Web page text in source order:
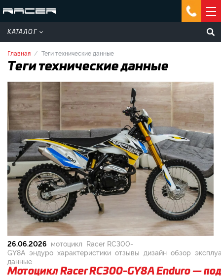
КАТАЛОГ
Главная Теги технические данные
Теги технические данные
26.06.2026 мотоцикл Racer RC300-
GY8A эндуро характеристики отзывы дизайн обзор
данные
Мотоцикл Racer RC300-GY8A Enduro —